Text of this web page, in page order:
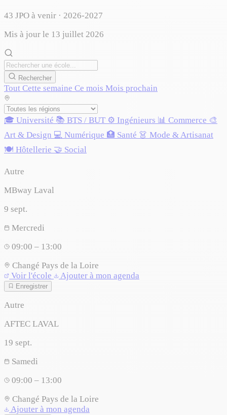
43 JPO à venir · 2026-2027
Mis à jour le 13 juillet 2026
Rechercher
Tout Cette semaine Ce mois Mois prochain
🎓 Université 📚 BTS / BUT ⚙️ Ingénieurs 📊 Commerce 🎨
Art & Design 💻 Numérique 🏥 Santé 👗 Mode & Artisanat
🍽️ Hôtellerie 🤝 Social
Autre
MBway Laval
9 sept.
Mercredi
09:00 – 13:00
Changé Pays de la Loire
Voir l'école
Ajouter à mon agenda
Enregistrer
Autre
AFTEC LAVAL
19 sept.
Samedi
09:00 – 13:00
Changé Pays de la Loire
Ajouter à mon agenda